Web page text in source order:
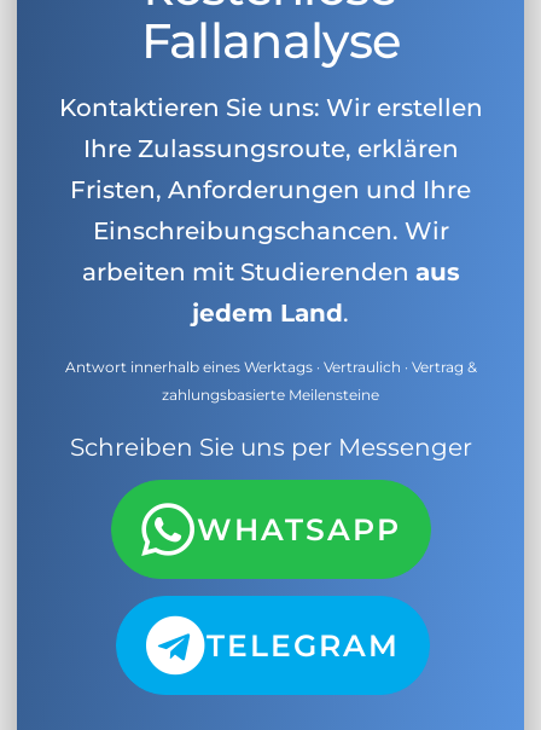
Fallanalyse
Kontaktieren Sie uns: Wir erstellen
Ihre Zulassungsroute, erklären
Fristen, Anforderungen und Ihre
Einschreibungschancen. Wir
arbeiten mit Studierenden aus
jedem Land.
Antwort innerhalb eines Werktags · Vertraulich · Vertrag &
zahlungsbasierte Meilensteine
Schreiben Sie uns per Messenger
WHATSAPP
TELEGRAM